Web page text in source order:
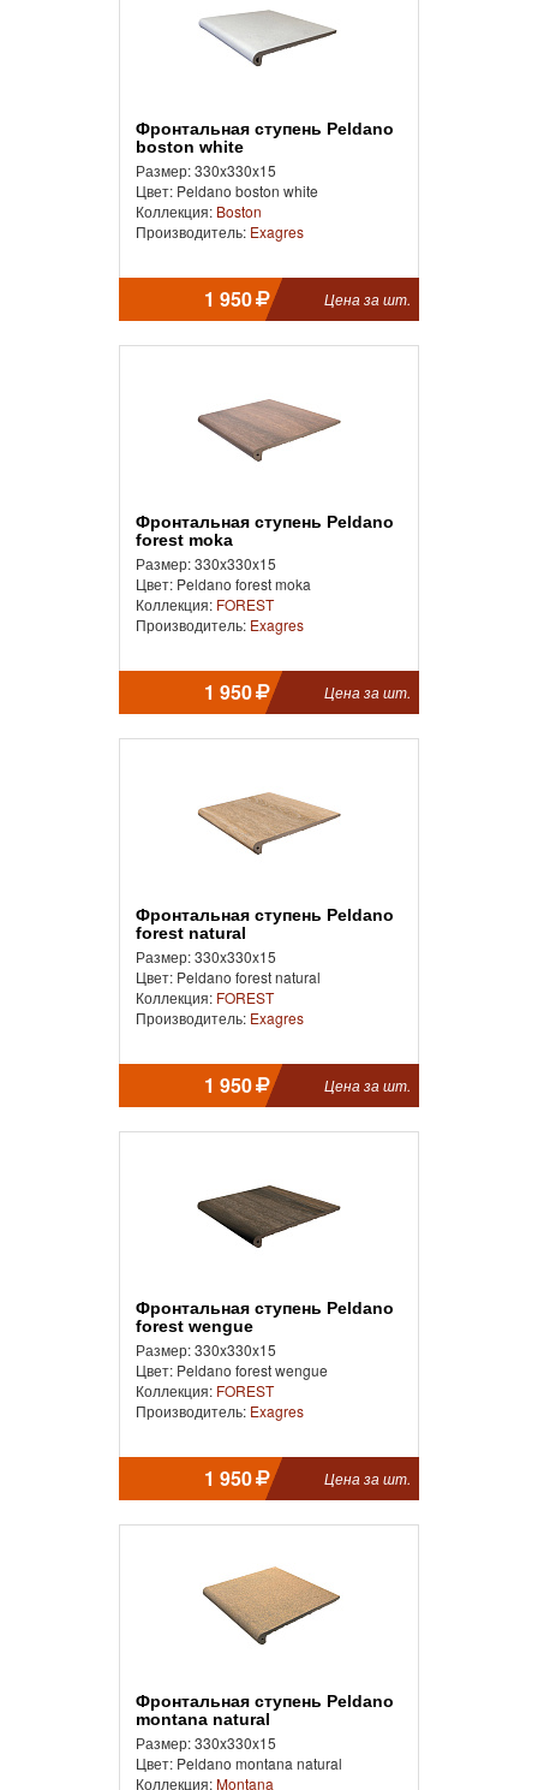
Фронтальная ступень Peldano
boston white
Размер: 330x330x15
Цвет: Peldano boston white
Коллекция: Boston
Производитель: Exagres
1 950 Цена за шт.
Фронтальная ступень Peldano
forest moka
Размер: 330x330x15
Цвет: Peldano forest moka
Коллекция: FOREST
Производитель: Exagres
1 950 Цена за шт.
Фронтальная ступень Peldano
forest natural
Размер: 330x330x15
Цвет: Peldano forest natural
Коллекция: FOREST
Производитель: Exagres
1 950 Цена за шт.
Фронтальная ступень Peldano
forest wengue
Размер: 330x330x15
Цвет: Peldano forest wengue
Коллекция: FOREST
Производитель: Exagres
1 950 Цена за шт.
Фронтальная ступень Peldano
montana natural
Размер: 330x330x15
Цвет: Peldano montana natural
Коллекция:Montana